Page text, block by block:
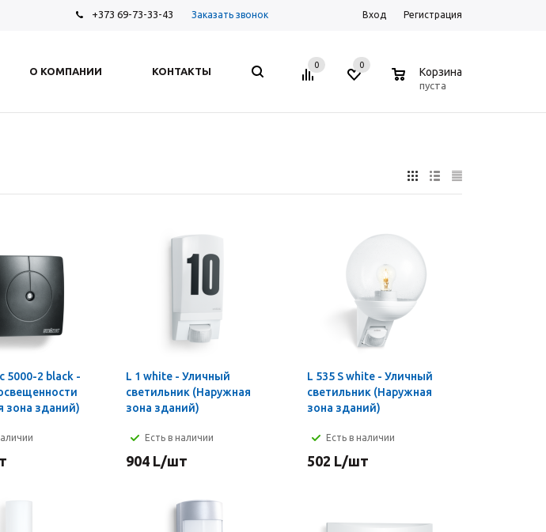
+373 69-73-33-43 Заказать звонок Вход Регистрация
О КОМПАНИИ КОНТАКТЫ
0 0
Корзина
пуста
5000-2 black -
зона зданий)
L 1 white - Уличный
светильник (Наружная
зона зданий)
Есть в наличии
904 L/шт
L 535 S white - Уличный
светильник (Наружная
зона зданий)
Есть в наличии
502 L/шт